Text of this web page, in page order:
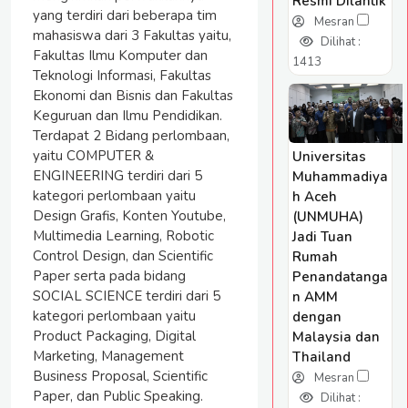
yang terdiri dari beberapa tim
mahasiswa dari 3 Fakultas yaitu,
Fakultas Ilmu Komputer dan
Teknologi Informasi, Fakultas
Ekonomi dan Bisnis dan Fakultas
Keguruan dan Ilmu Pendidikan.
Terdapat 2 Bidang perlombaan,
yaitu COMPUTER &
ENGINEERING terdiri dari 5
kategori perlombaan yaitu
Design Grafis, Konten Youtube,
Multimedia Learning, Robotic
Control Design, dan Scientific
Paper serta pada bidang
SOCIAL SCIENCE terdiri dari 5
kategori perlombaan yaitu
Product Packaging, Digital
Marketing, Management
Business Proposal, Scientific
Paper, dan Public Speaking.
Mesran
Dilihat :
1413
Universitas
Muhammadiya
h Aceh
(UNMUHA)
Jadi Tuan
Rumah
Penandatanga
n AMM
dengan
Malaysia dan
Thailand
Mesran
Dilihat :